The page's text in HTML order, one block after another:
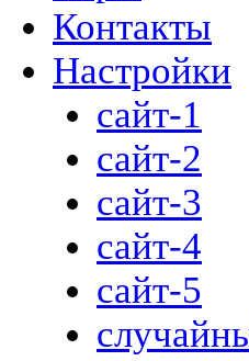
Контакты
Настройки
сайт-1
сайт-2
сайт-3
сайт-4
сайт-5